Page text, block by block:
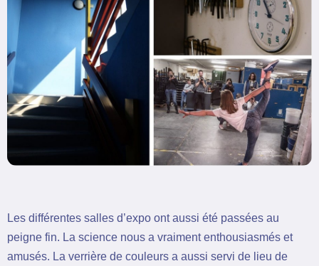
Les différentes salles d’expo ont aussi été passées au
peigne fin. La science nous a vraiment enthousiasmés et
amusés. La verrière de couleurs a aussi servi de lieu de